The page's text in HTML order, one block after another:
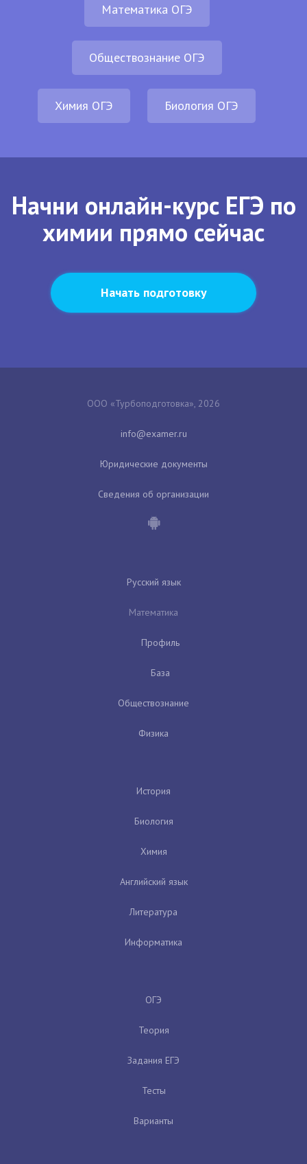
Математика ОГЭ
Обществознание ОГЭ
Химия ОГЭ Биология ОГЭ
Начни онлайн-курс ЕГЭ по
химии прямо сейчас
Начать подготовку
ООО «Турбоподготовка», 2026
Юридические документы
Сведения об организации
Русский язык
Математика
Профиль
База
Обществознание
Физика
История
Биология
Химия
Английский язык
Литература
Информатика
ОГЭ
Теория
Задания ЕГЭ
Тесты
Варианты